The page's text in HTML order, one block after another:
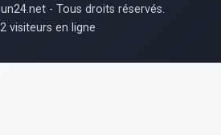
- Tous droits réservés.
visiteurs en ligne